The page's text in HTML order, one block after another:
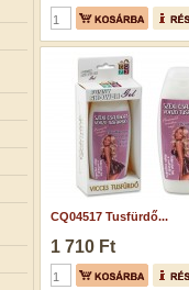
CQ04517 Tusfürdő...
1 710 Ft